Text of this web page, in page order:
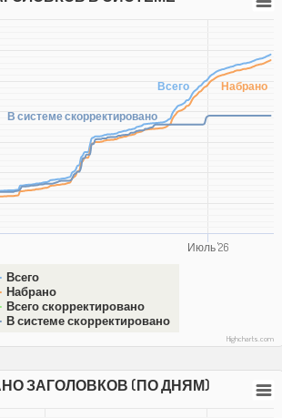
Всего Набрано
В системе скорректировано
Июль '26
Всего
Набрано
Всего скорректировано
В системе скорректировано
Highcharts.com
ЗАГОЛОВКОВ (ПО ДНЯМ)